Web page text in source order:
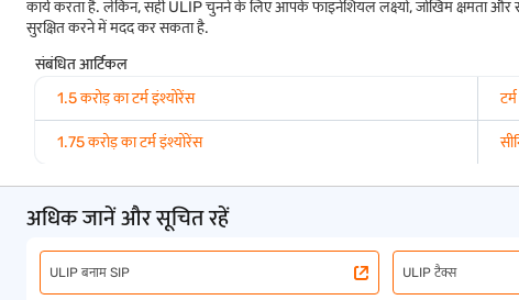
कार्य करता है. लेकिन, सही ULIP चुनने के लिए आपके फाइनेंशियल लक्ष्यों, जोखिम क्षमता
सुरक्षित करने में मदद कर सकता है.
संबंधित आर्टिकल
1.5 करोड़ का टर्म इंश्योरेंस
1.75 करोड़ का टर्म इंश्योरेंस
अधिक जानें और सूचित रहें
ULIP बनाम SIP ULIP टैक्स